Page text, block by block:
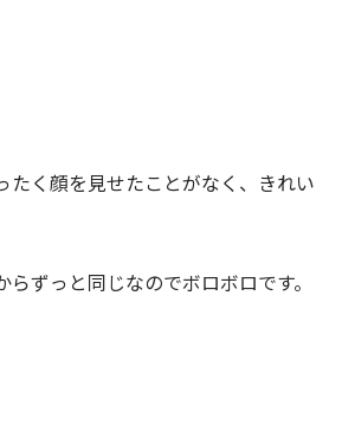
く顔を見せたことがなく、きれい
ずっと同じなのでボロボロです。